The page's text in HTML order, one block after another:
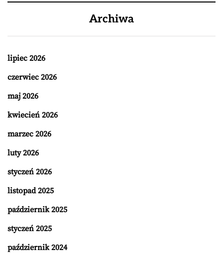
Archiwa
lipiec 2026
czerwiec 2026
maj 2026
kwiecień 2026
marzec 2026
luty 2026
styczeń 2026
listopad 2025
październik 2025
styczeń 2025
październik 2024